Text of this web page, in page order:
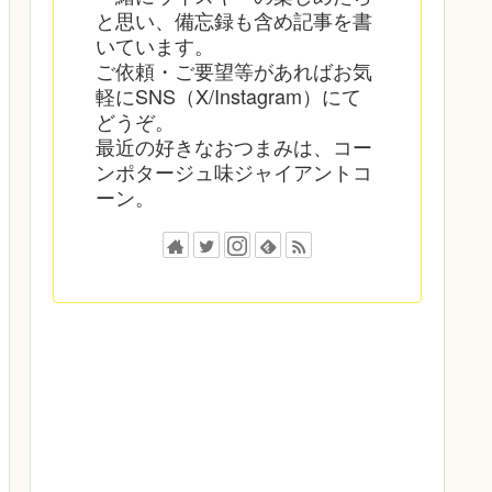
と思い、備忘録も含め記事を書
いています。
ご依頼・ご要望等があればお気
軽にSNS（X/Instagram）にて
どうぞ。
最近の好きなおつまみは、コー
ンポタージュ味ジャイアントコ
ーン。